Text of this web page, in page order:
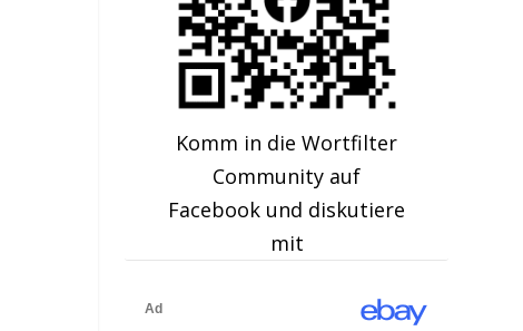
Komm in die Wortfilter
Community auf
Facebook und diskutiere
mit